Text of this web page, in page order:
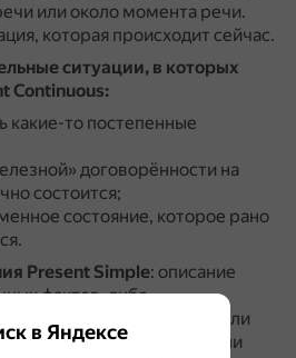
или около момента речи.
которая происходит сейчас.
ситуации, в которых
Continuous:
какие-то постепенные
договорённости на
состоится;
состояние, которое рано
Present Simple: описание
фактов, либо
речь о расписании или
постоянное состояние или
в Яндексе